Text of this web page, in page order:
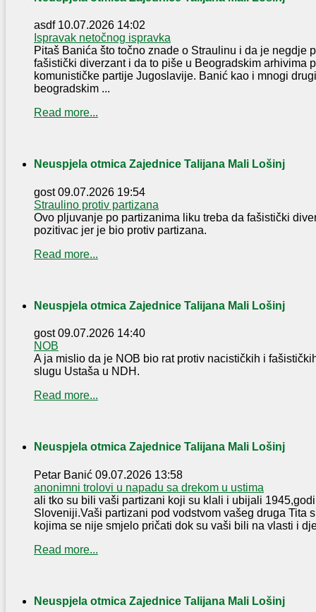
asdf 10.07.2026 14:02
Ispravak netočnog ispravka
Pitaš Banića što točno znade o Straulinu i da je negdje
fašistički diverzant i da to piše u Beogradskim arhivima
komunističke partije Jugoslavije. Banić kao i mnogi
beogradskim ...
Read more...
Neuspjela otmica Zajednice Talijana Mali Lošinj
gost 09.07.2026 19:54
Straulino protiv partizana
Ovo pljuvanje po partizanima liku treba da fašistički
pozitivac jer je bio protiv partizana.
Read more...
Neuspjela otmica Zajednice Talijana Mali Lošinj
gost 09.07.2026 14:40
NOB
A ja mislio da je NOB bio rat protiv nacističkih i
slugu Ustaša u NDH.
Read more...
Neuspjela otmica Zajednice Talijana Mali Lošinj
Petar Banić 09.07.2026 13:58
anonimni trolovi u napadu sa drekom u ustima
ali tko su bili vaši partizani koji su klali i ubijali
Sloveniji.Vaši partizani pod vodstvom vašeg druga Tita
kojima se nije smjelo pričati dok su vaši bili na vlasti i
Read more...
Neuspjela otmica Zajednice Talijana Mali Lošinj